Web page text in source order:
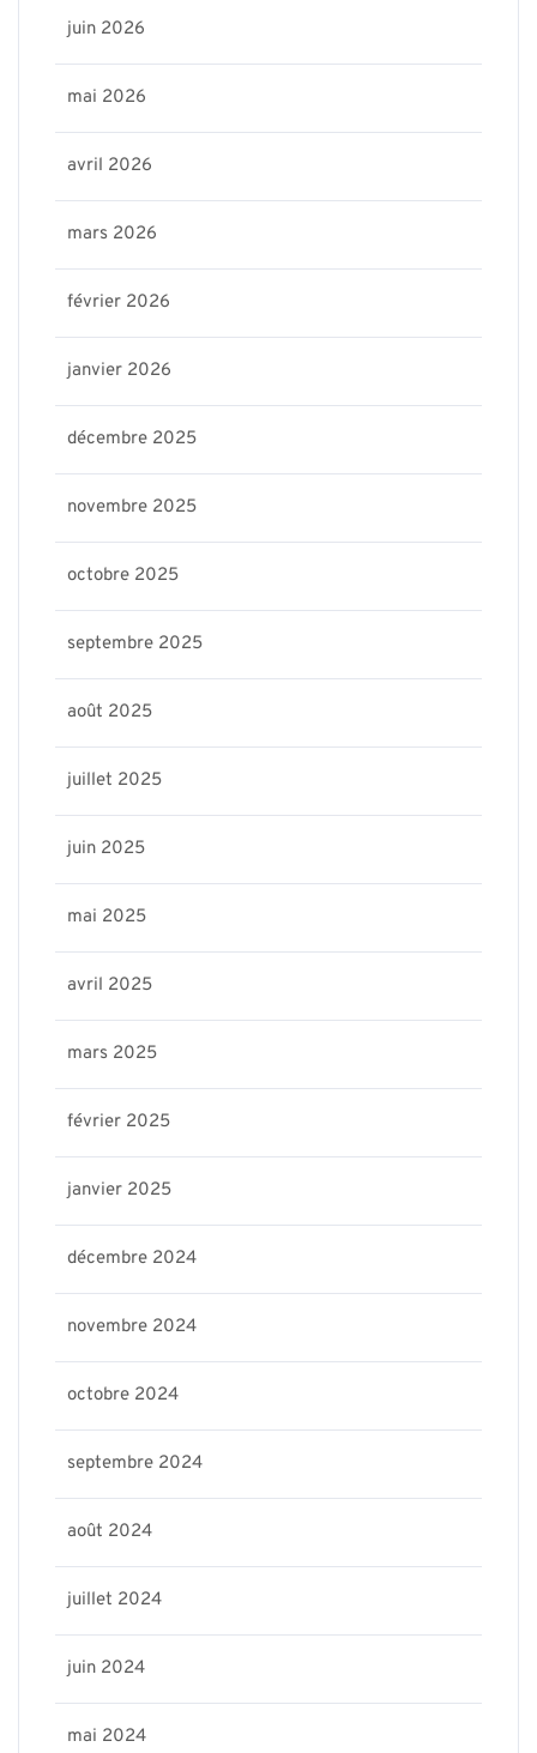
juin 2026
mai 2026
avril 2026
mars 2026
février 2026
janvier 2026
décembre 2025
novembre 2025
octobre 2025
septembre 2025
août 2025
juillet 2025
juin 2025
mai 2025
avril 2025
mars 2025
février 2025
janvier 2025
décembre 2024
novembre 2024
octobre 2024
septembre 2024
août 2024
juillet 2024
juin 2024
mai 2024